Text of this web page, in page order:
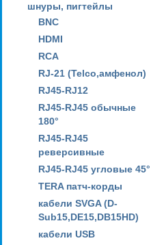
шнуры, пигтейлы
BNC
HDMI
RCA
RJ-21 (Telco,амфенол)
RJ45-RJ12
RJ45-RJ45 обычные
180°
RJ45-RJ45
реверсивные
RJ45-RJ45 угловые 45°
TERA патч-корды
кабели SVGA (D-
Sub15,DE15,DB15HD)
кабели USB